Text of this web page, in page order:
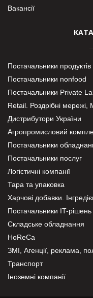
Вакансії
Постачальники
Постачальники nonfood
Постачальники Private
Retail. Роздрібні мережі,
Дистрибутори України
Агропромисловий
Постачальники
Постачальники послуг
Логістичні компанії
Тара та упаковка
Харчові добавки.
Постачальники IT-рішень
Складське обладнання
HoReCa
ЗМІ, Агенції, реклама,
Транспорт
Іноземні компанії